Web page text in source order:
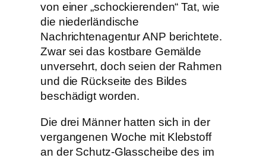
von einer „schockierenden“ Tat, wie
die niederländische
Nachrichtenagentur ANP berichtete.
Zwar sei das kostbare Gemälde
unversehrt, doch seien der Rahmen
und die Rückseite des Bildes
beschädigt worden.
Die drei Männer hatten sich in der
vergangenen Woche mit Klebstoff
an der Schutz-Glasscheibe des im